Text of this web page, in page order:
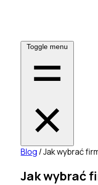
Toggle menu
Blog /Jak wybrać
Jak wybrać